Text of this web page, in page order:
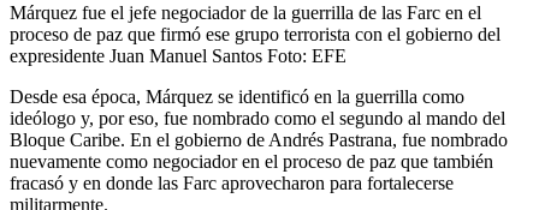
Márquez fue el jefe negociador de la guerrilla de las Farc en el
proceso de paz que firmó ese grupo terrorista con el gobierno del
expresidente Juan Manuel Santos Foto: EFE
Desde esa época, Márquez se identificó en la guerrilla como
ideólogo y, por eso, fue nombrado como el segundo al mando del
Bloque Caribe. En el gobierno de Andrés Pastrana, fue nombrado
nuevamente como negociador en el proceso de paz que también
fracasó y en donde las Farc aprovecharon para fortalecerse
militarmente.